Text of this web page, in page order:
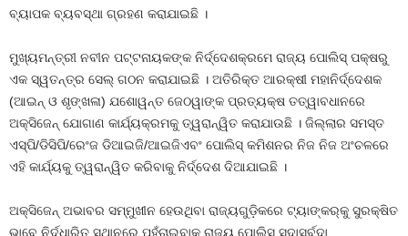
ବ୍ୟାପକ ବ୍ୟବସ୍ଥା ଗ୍ରହଣ କରାଯାଇଛି ।
ମୁଖ୍ୟମନ୍ତ୍ରୀ ନବୀନ ପଟ୍ଟନାୟକଙ୍କ ନିର୍ଦ୍ଦେଶକ୍ରମେ ରାଜ୍ୟ ପୋଲିସ୍ ପକ୍ଷରୁ
ଏକ ସ୍ୱତନ୍ତ୍ର ସେଲ୍ ଗଠନ କରାଯାଇଛି । ଅତିରିକ୍ତ ଆରକ୍ଷୀ ମହାନିର୍ଦ୍ଦେଶକ
(ଆଇନ୍ ଓ ଶୃଙ୍ଖଳା) ଯଶୋୱନ୍ତ ଜେଠୱାଙ୍କ ପ୍ରତ୍ୟକ୍ଷ ତତ୍ୱାବଧାନରେ
ଅକ୍ସିଜେନ୍ ଯୋଗାଣ କାର୍ଯ୍ୟକ୍ରମକୁ ତ୍ୱରାନ୍ୱିତ କରାଯାଉଛି । ଜିଲ୍ଲାର ସମସ୍ତ
ଏସ୍‌ପି/ଡିସିପି/ରେଂଜ ଡିଆଇଜି/ଆଇଜିଏବଂ ପୋଲିସ୍ କମିଶନର ନିଜ ନିଜ ଅଂଚଳରେ
ଏହି କାର୍ଯ୍ୟକୁ ତ୍ୱରାନ୍ୱିତ କରିବାକୁ ନିର୍ଦ୍ଦେଶ ଦିଆଯାଇଛି ।
ଅକ୍ସିଜେନ୍ ଅଭାବର ସମ୍ମୁଖୀନ ହେଉଥିବା ରାଜ୍ୟଗୁଡ଼ିକରେ ଟ୍ୟାଙ୍କର୍‌କୁ ସୁରକ୍ଷିତ
ଭାବେ ନିର୍ଦ୍ଧାରିତ ସ୍ଥାନରେ ପହଁଚାଇବାକୁ ରାଜ୍ୟ ପୋଲିସ୍ ସଦାସର୍ବଦା